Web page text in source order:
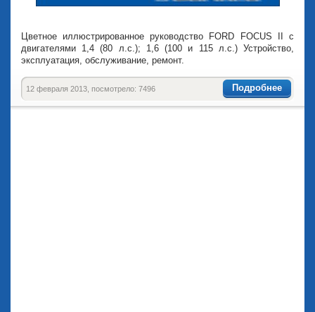
Цветное иллюстрированное руководство FORD FOCUS II c
двигателями 1,4 (80 л.с.); 1,6 (100 и 115 л.с.) Устройство,
эксплуатация, обслуживание, ремонт.
Подробнее
12 февраля 2013, посмотрело: 7496